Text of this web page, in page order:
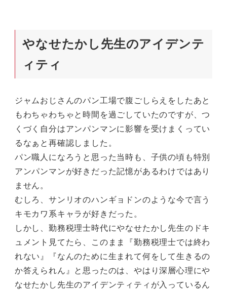
やなせたかし先生のアイデンテ
ィティ
ジャムおじさんのパン工場で腹ごしらえをしたあと
もわちゃわちゃと時間を過ごしていたのですが、つ
くづく自分はアンパンマンに影響を受けまくってい
るなぁと再確認しました。
パン職人になろうと思った当時も、子供の頃も特別
アンパンマンが好きだった記憶があるわけではあり
ません。
むしろ、サンリオのハンギョドンのような今で言う
キモカワ系キャラが好きだった。
しかし、勤務税理士時代にやなせたかし先生のドキ
ュメント見てたら、このまま『勤務税理士では終わ
れない』『なんのために生まれて何をして生きるの
か答えられん』と思ったのは、やはり深層心理にや
なせたかし先生のアイデンティティが入っているん